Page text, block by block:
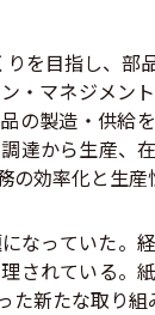
を目指し、部
・マネジメン
の製造・供給
達から生産、
効率化と生産
なっていた。
されている。
新たな取り組